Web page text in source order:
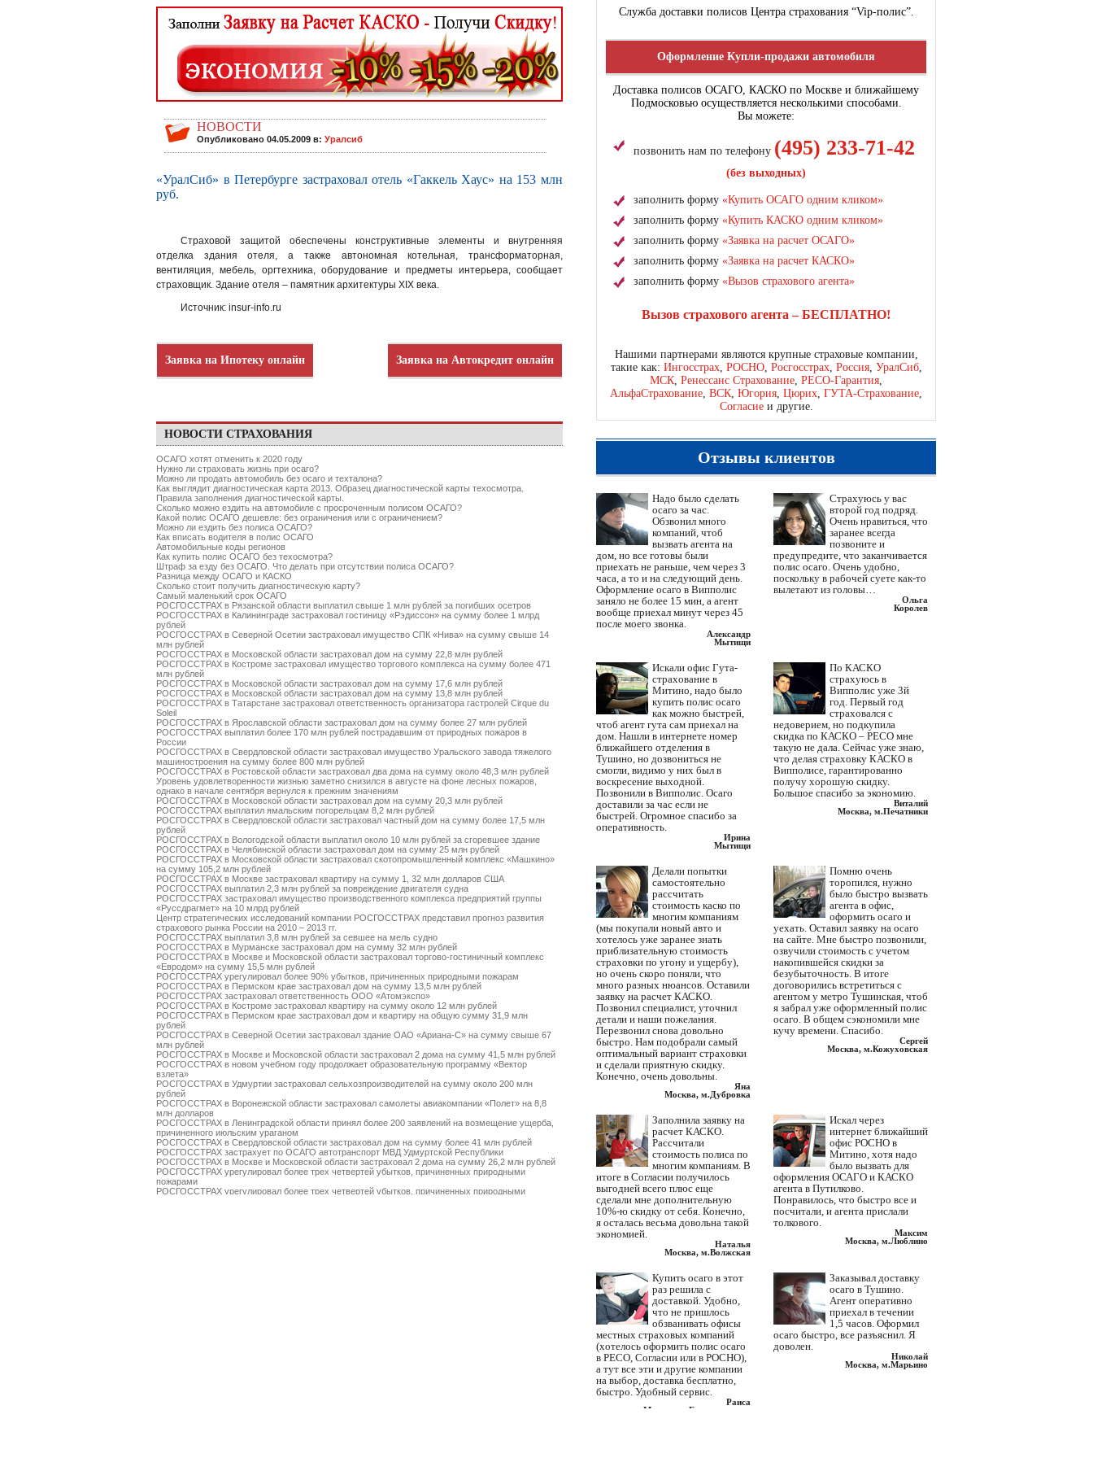
НОВОСТИ
Опубликовано 04.05.2009 в: Уралсиб
«УралСиб» в Петербурге застраховал отель «Гаккель Хаус» на 153 млн
руб.
Страховой защитой обеспечены конструктивные элементы и внутренняя
отделка здания отеля, а также автономная котельная, трансформаторная,
вентиляция, мебель, оргтехника, оборудование и предметы интерьера, сообщает
страховщик. Здание отеля – памятник архитектуры XIX века.
Источник: insur-info.ru
Заявка на Ипотеку онлайн Заявка на Автокредит онлайн
НОВОСТИ СТРАХОВАНИЯ
ОСАГО хотят отменить к 2020 году
Нужно ли страховать жизнь при осаго?
Можно ли продать автомобиль без осаго и техталона?
Как выглядит диагностическая карта 2013. Образец диагностической карты техосмотра.
Правила заполнения диагностической карты.
Сколько можно ездить на автомобиле с просроченным полисом ОСАГО?
Какой полис ОСАГО дешевле: без ограничения или с ограничением?
Можно ли ездить без полиса ОСАГО?
Как вписать водителя в полис ОСАГО
Автомобильные коды регионов
Как купить полис ОСАГО без техосмотра?
Штраф за езду без ОСАГО. Что делать при отсутствии полиса ОСАГО?
Разница между ОСАГО и КАСКО
Сколько стоит получить диагностическую карту?
Самый маленький срок ОСАГО
РОСГОССТРАХ в Рязанской области выплатил свыше 1 млн рублей за погибших осетров
РОСГОССТРАХ в Калининграде застраховал гостиницу «Рэдиссон» на сумму более 1 млрд
рублей
РОСГОССТРАХ в Северной Осетии застраховал имущество СПК «Нива» на сумму свыше 14
млн рублей
РОСГОССТРАХ в Московской области застраховал дом на сумму 22,8 млн рублей
РОСГОССТРАХ в Костроме застраховал имущество торгового комплекса на сумму более 471
млн рублей
РОСГОССТРАХ в Московской области застраховал дом на сумму 17,6 млн рублей
РОСГОССТРАХ в Московской области застраховал дом на сумму 13,8 млн рублей
РОСГОССТРАХ в Татарстане застраховал ответственность организатора гастролей Cirque du
Soleil
РОСГОССТРАХ в Ярославской области застраховал дом на сумму более 27 млн рублей
РОСГОССТРАХ выплатил более 170 млн рублей пострадавшим от природных пожаров в
России
РОСГОССТРАХ в Свердловской области застраховал имущество Уральского завода тяжелого
машиностроения на сумму более 800 млн рублей
РОСГОССТРАХ в Ростовской области застраховал два дома на сумму около 48,3 млн рублей
Уровень удовлетворенности жизнью заметно снизился в августе на фоне лесных пожаров,
однако в начале сентября вернулся к прежним значениям
РОСГОССТРАХ в Московской области застраховал дом на сумму 20,3 млн рублей
РОСГОССТРАХ выплатил ямальским погорельцам 8,2 млн рублей
РОСГОССТРАХ в Свердловской области застраховал частный дом на сумму более 17,5 млн
рублей
РОСГОССТРАХ в Вологодской области выплатил около 10 млн рублей за сгоревшее здание
РОСГОССТРАХ в Челябинской области застраховал дом на сумму 25 млн рублей
РОСГОССТРАХ в Московской области застраховал скотопромышленный комплекс «Машкино»
на сумму 105,2 млн рублей
РОСГОССТРАХ в Москве застраховал квартиру на сумму 1, 32 млн долларов США
РОСГОССТРАХ выплатил 2,3 млн рублей за повреждение двигателя судна
РОСГОССТРАХ застраховал имущество производственного комплекса предприятий группы
«Руссдрагмет» на 10 млрд рублей
Центр стратегических исследований компании РОСГОССТРАХ представил прогноз развития
страхового рынка России на 2010 – 2013 гг.
РОСГОССТРАХ выплатил 3,8 млн рублей за севшее на мель судно
РОСГОССТРАХ в Мурманске застраховал дом на сумму 32 млн рублей
РОСГОССТРАХ в Москве и Московской области застраховал торгово-гостиничный комплекс
«Евродом» на сумму 15,5 млн рублей
РОСГОССТРАХ урегулировал более 90% убытков, причиненных природными пожарам
РОСГОССТРАХ в Пермском крае застраховал дом на сумму 13,5 млн рублей
РОСГОССТРАХ застраховал ответственность ООО «Атомэкспо»
РОСГОССТРАХ в Костроме застраховал квартиру на сумму около 12 млн рублей
РОСГОССТРАХ в Пермском крае застраховал дом и квартиру на общую сумму 31,9 млн
рублей
РОСГОССТРАХ в Северной Осетии застраховал здание ОАО «Ариана-С» на сумму свыше 67
млн рублей
РОСГОССТРАХ в Москве и Московской области застраховал 2 дома на сумму 41,5 млн рублей
РОСГОССТРАХ в новом учебном году продолжает образовательную программу «Вектор
взлета»
РОСГОССТРАХ в Удмуртии застраховал сельхозпроизводителей на сумму около 200 млн
рублей
РОСГОССТРАХ в Воронежской области застраховал самолеты авиакомпании «Полет» на 8,8
млн долларов
РОСГОССТРАХ в Ленинградской области принял более 200 заявлений на возмещение ущерба,
причиненного июльским ураганом
РОСГОССТРАХ в Свердловской области застраховал дом на сумму более 41 млн рублей
РОСГОССТРАХ застрахует по ОСАГО автотранспорт МВД Удмуртской Республики
РОСГОССТРАХ в Москве и Московской области застраховал 2 дома на сумму 26,2 млн рублей
РОСГОССТРАХ урегулировал более трех четвертей убытков, причиненных природными
пожарами
РОСГОССТРАХ урегулировал более трех четвертей убытков, причиненных природными
Служба доставки полисов Центра страхования “Vip-полис”.
Оформление Купли-продажи автомобиля
Доставка полисов ОСАГО, КАСКО по Москве и ближайшему
Подмосковью осуществляется несколькими способами.
Вы можете:
позвонить нам по телефону (495) 233-71-42
(без выходных)
заполнить форму «Купить ОСАГО одним кликом»
заполнить форму «Купить КАСКО одним кликом»
заполнить форму «Заявка на расчет ОСАГО»
заполнить форму «Заявка на расчет КАСКО»
заполнить форму «Вызов страхового агента»
Вызов страхового агента – БЕСПЛАТНО!
Нашими партнерами являются крупные страховые компании,
такие как: Ингосстрах, РОСНО, Росгосстрах, Россия, УралСиб,
МСК, Ренессанс Страхование, РЕСО-Гарантия,
АльфаСтрахование, ВСК, Югория, Цюрих, ГУТА-Страхование,
Согласиеи другие.
Отзывы клиентов
Надо было сделать
осаго за час.
Обзвонил много
компаний, чтоб
вызвать агента на
дом, но все готовы были
приехать не раньше, чем через 3
часа, а то и на следующий день.
Оформление осаго в Випполис
заняло не более 15 мин, а агент
вообще приехал минут через 45
после моего звонка.
Александр
Мытищи
Страхуюсь у вас
второй год подряд.
Очень нравиться, что
заранее всегда
позвоните и
предупредите, что заканчивается
полис осаго. Очень удобно,
поскольку в рабочей суете как-то
вылетают из головы…
Ольга
Королев
Искали офис Гута-
страхование в
Митино, надо было
купить полис осаго
как можно быстрей,
чтоб агент гута сам приехал на
дом. Нашли в интернете номер
ближайшего отделения в
Тушино, но дозвониться не
смогли, видимо у них был в
воскресение выходной.
Позвонили в Випполис. Осаго
доставили за час если не
быстрей. Огромное спасибо за
оперативность.
Ирина
Мытищи
По КАСКО
страхуюсь в
Випполис уже 3й
год. Первый год
страховался с
недоверием, но подкупила
скидка по КАСКО – РЕСО мне
такую не дала. Сейчас уже знаю,
что делая страховку КАСКО в
Випполисе, гарантированно
получу хорошую скидку.
Большое спасибо за экономию.
Виталий
Москва, м.Печатники
Делали попытки
самостоятельно
рассчитать
стоимость каско по
многим компаниям
(мы покупали новый авто и
хотелось уже заранее знать
приблизательную стоимость
страховки по угону и ущербу),
но очень скоро поняли, что
много разных нюансов. Оставили
заявку на расчет КАСКО.
Позвонил специалист, уточнил
детали и наши пожелания.
Перезвонил снова довольно
быстро. Нам подобрали самый
оптимальный вариант страховки
и сделали приятную скидку.
Конечно, очень довольны.
Яна
Москва, м.Дубровка
Помню очень
торопился, нужно
было быстро вызвать
агента в офис,
оформить осаго и
уехать. Оставил заявку на осаго
на сайте. Мне быстро позвонили,
озвучили стоимость с учетом
накопившейся скидки за
безубыточность. В итоге
договорились встретиться с
агентом у метро Тушинская, чтоб
я забрал уже оформленный полис
осаго. В общем сэкономили мне
кучу времени. Спасибо.
Сергей
Москва, м.Кожуховская
Заполнила заявку на
расчет КАСКО.
Рассчитали
стоимость полиса по
многим компаниям. В
итоге в Согласии получилось
выгодней всего плюс еще
сделали мне дополнительную
10%-ю скидку от себя. Конечно,
я осталась весьма довольна такой
экономией.
Наталья
Москва, м.Волжская
Искал через
интернет ближайший
офис РОСНО в
Митино, хотя надо
было вызвать для
оформления ОСАГО и КАСКО
агента в Путилково.
Понравилось, что быстро все и
посчитали, и агента прислали
толкового.
Максим
Москва, м.Люблино
Купить осаго в этот
раз решила с
доставкой. Удобно,
что не пришлось
обзванивать офисы
местных страховых компаний
(хотелось оформить полис осаго
в РЕСО, Согласии или в РОСНО),
а тут все эти и другие компании
на выбор, доставка бесплатно,
быстро. Удобный сервис.
Раиса
Москва, м.Братиславская
Заказывал доставку
осаго в Тушино.
Агент оперативно
приехал в течении
1,5 часов. Оформил
осаго быстро, все разъяснил. Я
доволен.
Николай
Москва, м.Марьино